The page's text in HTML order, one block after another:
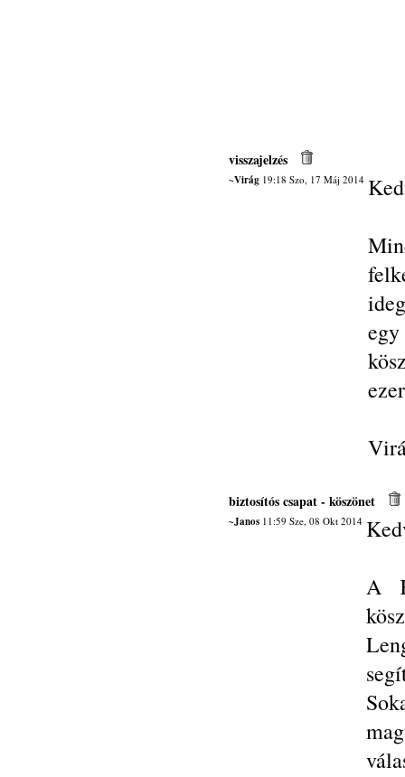
visszajelzés
~Virág19:18 Szo, 17 Máj 2014
biztosítós csapat - köszönet
~Janos11:59 Sze, 08 Okt 2014
A